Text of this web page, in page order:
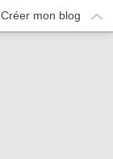
Créer mon blog